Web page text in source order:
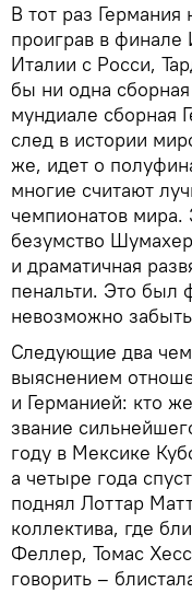
В тот раз
проиграв в финале
Италии с Росси,
бы ни одна
мундиале сборная
след в истории
же, идет о
многие считают
чемпионатов
безумство
и драматичная
пенальти. Это был
невозможно
Следующие два
выяснением
и Германией: кто
звание
году в Мексике
а четыре года
поднял Лоттар
коллектива, где
Феллер, Томас
говорить –